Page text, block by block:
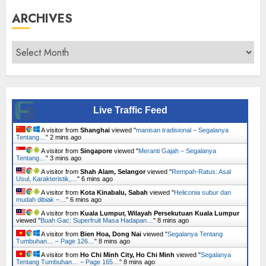
ARCHIVES
Archives
Live Traffic Feed
A visitor from Shanghai viewed "manisan tradisional – Segalanya
Tentang… " 2 mins ago
A visitor from Singapore viewed "Meranti Gajah – Segalanya
Tentang… " 3 mins ago
A visitor from Shah Alam, Selangorviewed "Rempah-Ratus: Asal
Usul, Karakteristik,… " 6 mins ago
A visitor from Kota Kinabalu, Sabah viewed "Heliconia subur dan
mudah dibiak –… " 6 mins ago
A visitor from Kuala Lumpur, Wilayah Persekutuan Kuala Lumpur
viewed "Buah Gac: Superfruit Masa Hadapan… " 8 mins ago
A visitor from Bien Hoa, Dong Nai viewed "Segalanya Tentang
Tumbuhan… – Page 126… " 8 mins ago
A visitor from Ho Chi Minh City, Ho Chi Minh viewed "Segalanya
Tentang Tumbuhan… – Page 165… " 8 mins ago